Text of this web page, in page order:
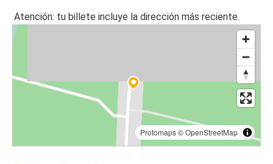
Atención: tu billete incluye la dirección más reciente.
Protomaps©OpenStreetMap